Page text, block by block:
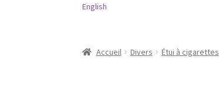
English
Accueil Divers Étui à cigarettes